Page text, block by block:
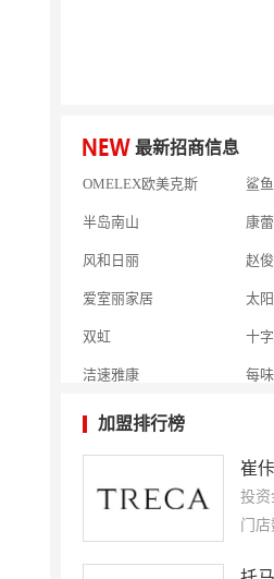
最新招商信息
OMELEX欧美克斯
半岛南山 康蕾
风和日丽 赵俊
爱室丽家居 太
双虹 十字
洁速雅康 每
橡果生鲜acornfresh 雷
七夜猫成人情趣用品
吴山贡鹅 降龙
盛香亭热卤 喜姐
五
廖
加盟排行榜
崔
投资
门店